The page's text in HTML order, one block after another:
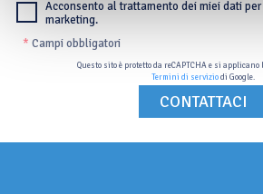
Acconsento al trattamento dei miei dati
marketing.
* Campi obbligatori
Questo sito è protetto da reCAPTCHA e si applicano
Termini di serviziodi Google.